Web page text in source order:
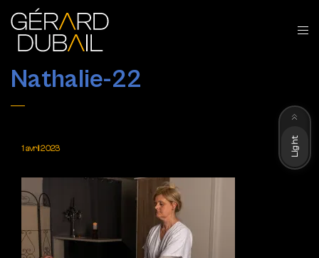
Nathalie-22
1 avril 2023 Light
Dark